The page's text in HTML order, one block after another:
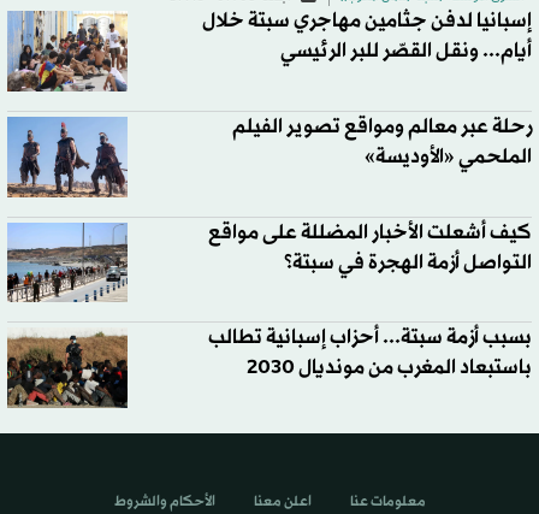
إسبانيا لدفن جثامين مهاجري سبتة خلال
أيام... ونقل القصّر للبر الرئيسي
رحلة عبر معالم ومواقع تصوير الفيلم
الملحمي «الأوديسة»
كيف أشعلت الأخبار المضللة على مواقع
التواصل أزمة الهجرة في سبتة؟
بسبب أزمة سبتة... أحزاب إسبانية تطالب
باستبعاد المغرب من مونديال 2030
معلومات عنا اعلن معنا الأحكام والشروط